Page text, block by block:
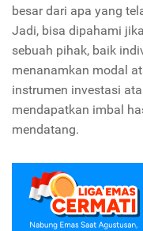
besar dari apa yang
Jadi, bisa dipahami
sebuah pihak, baik
menanamkan modal
instrumen investasi
mendapatkan imbal
mendatang.